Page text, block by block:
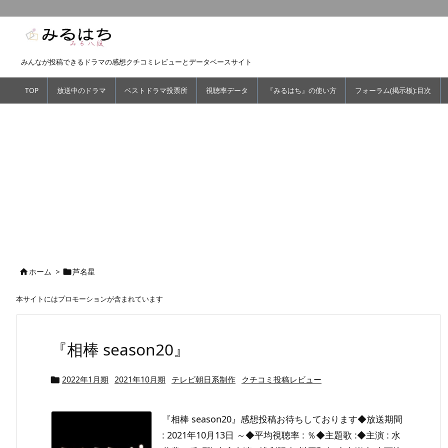
みんなが投稿できるドラマの感想クチコミレビューとデータベースサイト
TOP 放送中のドラマ ベストドラマ投票所 視聴率データ 『みるはち』の使い方 フォーラム(掲示板):目次
ホーム > 芦名星
本サイトにはプロモーションが含まれています
『相棒 season20』
 2022年1月期 2021年10月期 テレビ朝日系制作 クチコミ投稿レビュー
『相棒 season20』感想投稿お待ちしております◆放送期間
: 2021年10月13日 ～◆平均視聴率 : ％◆主題歌 :◆主演 : 水